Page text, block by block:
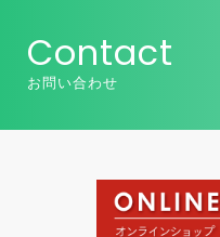
Contact
お問い合わせ